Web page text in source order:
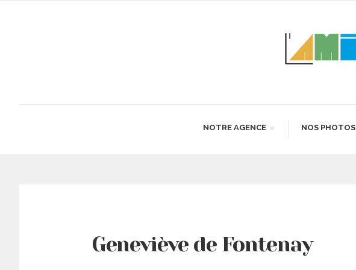
NOTRE AGENCE NOS PHOTOS
Geneviève de Fontenay